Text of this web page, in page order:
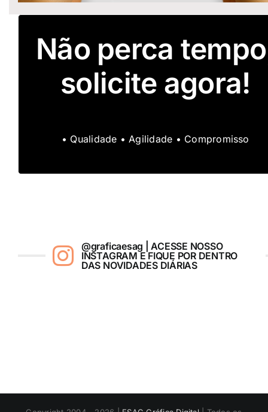
Não perca
solicite agora!
• Qualidade • Agilidade • Compromisso
@graficaesag | ACESSE NOSSO
INSTAGRAM E FIQUE POR DENTRO
DAS NOVIDADES DIÁRIAS